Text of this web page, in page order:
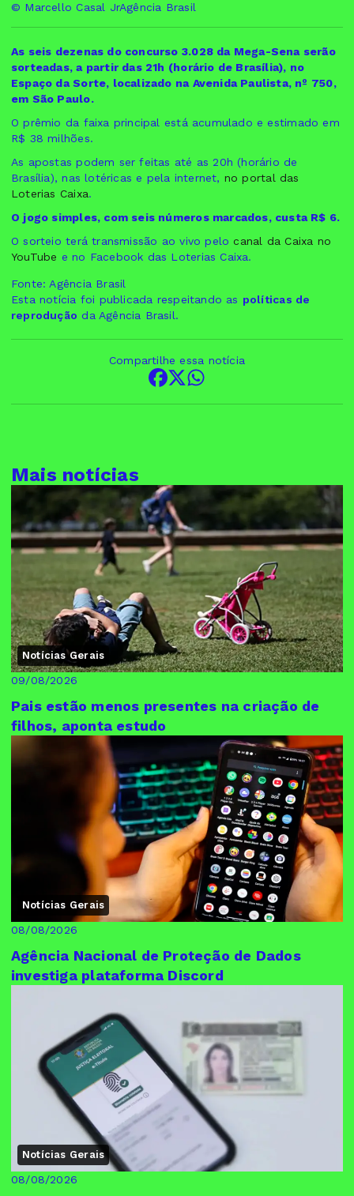
© Marcello Casal JrAgência Brasil
As seis dezenas do concurso 3.028 da Mega-Sena serão
sorteadas, a partir das 21h (horário de Brasília), no
Espaço da Sorte, localizado na Avenida Paulista, nº 750,
em São Paulo.
O prêmio da faixa principal está acumulado e estimado em
R$ 38 milhões.
As apostas podem ser feitas até as 20h (horário de
Brasília), nas lotéricas e pela internet, no portal das
Loterias Caixa.
O jogo simples, com seis números marcados, custa R$ 6.
O sorteio terá transmissão ao vivo pelocanal da Caixa no
YouTube e no Facebook das Loterias Caixa.
Fonte: Agência Brasil
Esta notícia foi publicada respeitando as políticas de
reprodução da Agência Brasil.
Compartilhe essa notícia
Mais notícias
Notícias Gerais
09/08/2026
Pais estão menos presentes na criação de
filhos, aponta estudo
Notícias Gerais
08/08/2026
Agência Nacional de Proteção de Dados
investiga plataforma Discord
Notícias Gerais
08/08/2026